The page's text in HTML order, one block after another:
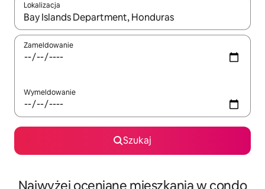
Lokalizacja
Gdy wyniki będą dostępne, możesz poruszać się po nich za
Zameldowanie
Wymeldowanie
Szukaj